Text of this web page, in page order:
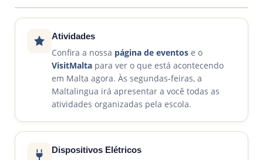
Atividades
Confira a nossa página de eventos e o
VisitMalta para ver o que está acontecendo
em Malta agora. Às segundas-feiras, a
Maltalingua irá apresentar a você todas as
atividades organizadas pela escola.
Dispositivos Elétricos